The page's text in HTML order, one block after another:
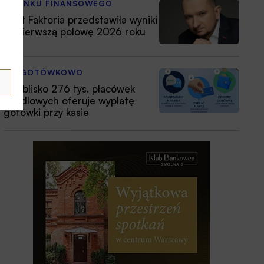
Z RYNKU FINANSOWEGO
Nest Faktoria przedstawiła wyniki
za pierwszą połowę 2026 roku
BEZGOTÓWKOWO
Już blisko 276 tys. placówek
handlowych oferuje wypłatę
gotówki przy kasie